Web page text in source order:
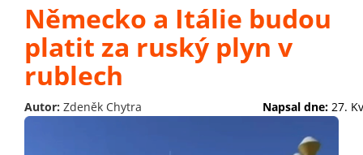
Německo a Itálie budou
platit za ruský plyn v
rublech
Autor: Zdeněk Chytra Napsal dne: 27.